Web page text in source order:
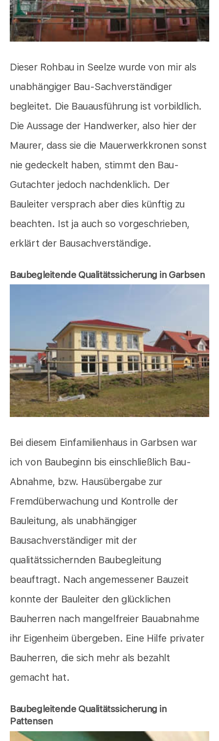
Dieser Rohbau in Seelze wurde von mir als
unabhängiger Bau-Sachverständiger
begleitet. Die Bauausführung ist vorbildlich.
Die Aussage der Handwerker, also hier der
Maurer, dass sie die Mauerwerkkronen sonst
nie gedeckelt haben, stimmt den Bau-
Gutachter jedoch nachdenklich. Der
Bauleiter versprach aber dies künftig zu
beachten. Ist ja auch so vorgeschrieben,
erklärt der Bausachverständige.
Baubegleitende Qualitätssicherung in Garbsen
Bei diesem Einfamilienhaus in Garbsen war
ich von Baubeginn bis einschließlich Bau-
Abnahme, bzw. Hausübergabe zur
Fremdüberwachung und Kontrolle der
Bauleitung, als unabhängiger
Bausachverständiger mit der
qualitätssichernden Baubegleitung
beauftragt. Nach angemessener Bauzeit
konnte der Bauleiter den glücklichen
Bauherren nach mangelfreier Bauabnahme
ihr Eigenheim übergeben. Eine Hilfe privater
Bauherren, die sich mehr als bezahlt
gemacht hat.
Baubegleitende Qualitätssicherung in
Pattensen